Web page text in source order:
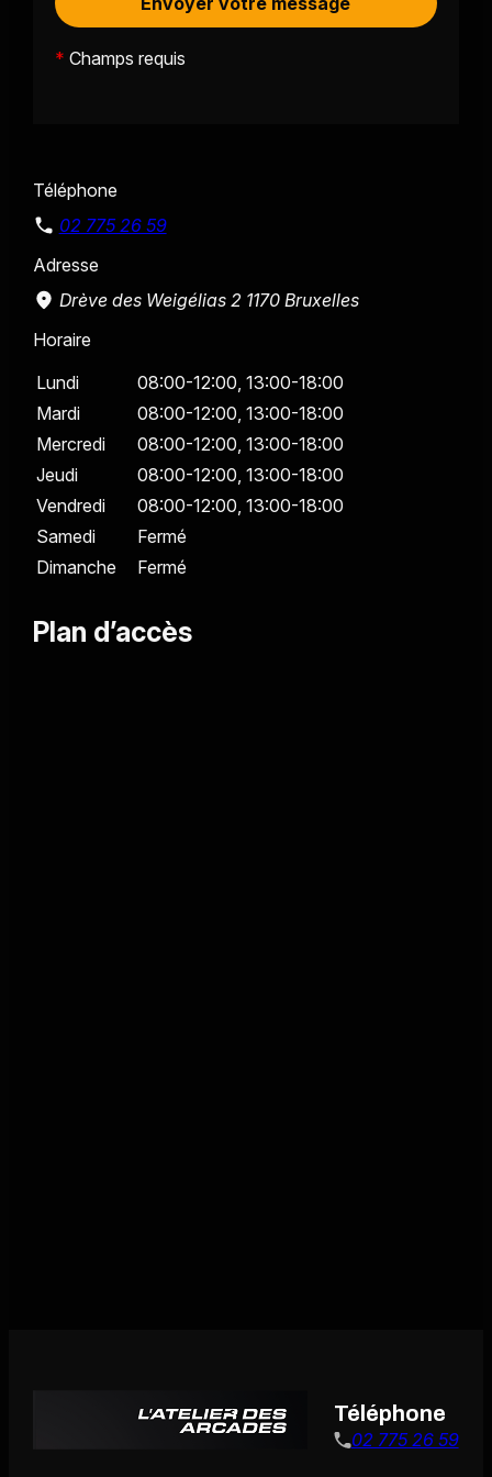
* Champs requis
Téléphone
02 775 26 59
Adresse
Drève des Weigélias 2 1170 Bruxelles
Horaire
Lundi
08:00-12:00, 13:00-18:00
Mardi
08:00-12:00, 13:00-18:00
Mercredi
08:00-12:00, 13:00-18:00
Jeudi
08:00-12:00, 13:00-18:00
Vendredi
08:00-12:00, 13:00-18:00
Samedi
Fermé
Dimanche
Fermé
Plan d’accès
Téléphone
02 775 26 59